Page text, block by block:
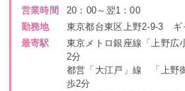
営業時間
20：00～翌1：00
勤務地
東京都台東区上野2-9-3 ギ
最寄駅
東京メトロ銀座線「上野広
2分
都営「大江戸」線 「上野
歩2分